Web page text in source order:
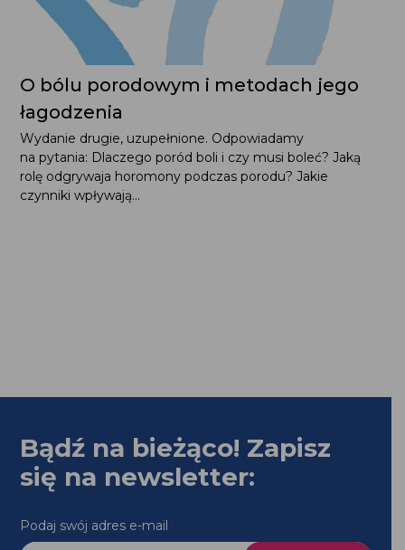
O bólu porodowym i metodach jego
łagodzenia
Wydanie drugie, uzupełnione. Odpowiadamy
na pytania: Dlaczego poród boli i czy musi boleć? Jaką
rolę odgrywaja horomony podczas porodu? Jakie
czynniki wpływają...
Bądź na bieżąco! Zapisz
się na newsletter:
Podaj swój adres e-mail